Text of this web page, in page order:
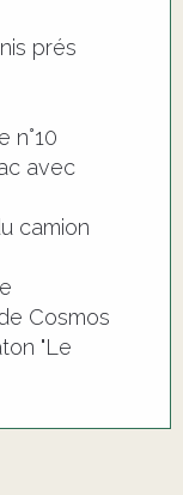
prés
n°10
avec
camion
Cosmos
"Le